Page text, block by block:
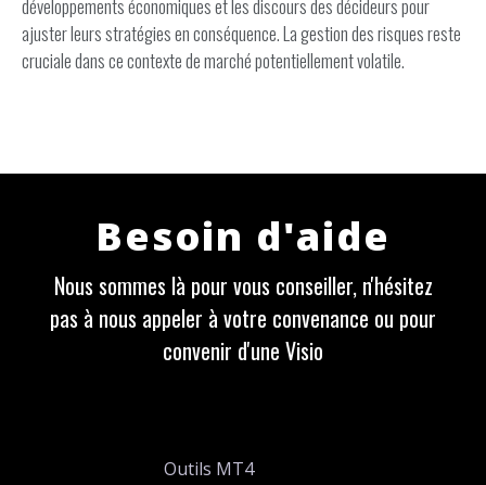
développements économiques et les discours des décideurs pour
ajuster leurs stratégies en conséquence. La gestion des risques reste
cruciale dans ce contexte de marché potentiellement volatile.
Besoin d'aide
Nous sommes là pour vous conseiller, n'hésitez
pas à nous appeler à votre convenance ou pour
convenir d'une Visio
Outils MT4